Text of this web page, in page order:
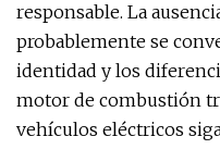
responsable. La
probablemente se
identidad y los
motor de combustión
vehículos eléctricos